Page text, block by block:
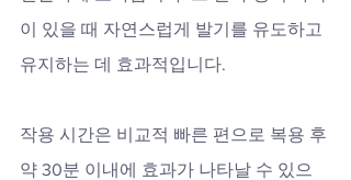
이 있을 때 자연스럽게 발기를 유도하고
유지하는 데 효과적입니다.
작용 시간은 비교적 빠른 편으로 복용 후
약 30분 이내에 효과가 나타날 수 있으